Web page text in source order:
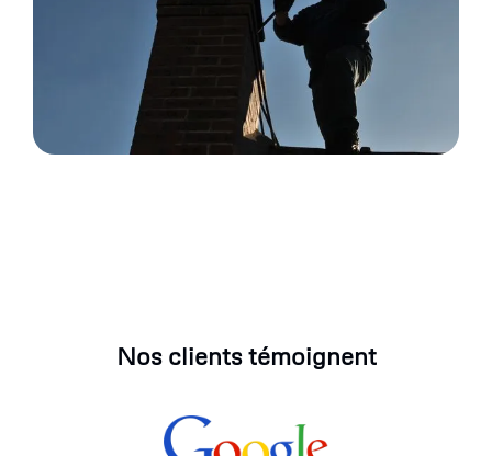
Nos clients témoignent